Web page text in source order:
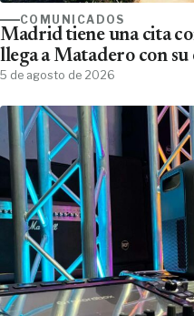
COMUNICADOS
Madrid tiene una cita
llega a Matadero con su
5 de agosto de 2026